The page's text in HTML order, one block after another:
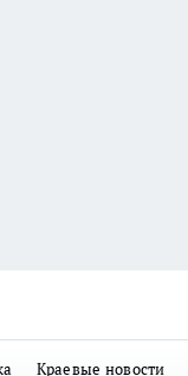
Краевые новости